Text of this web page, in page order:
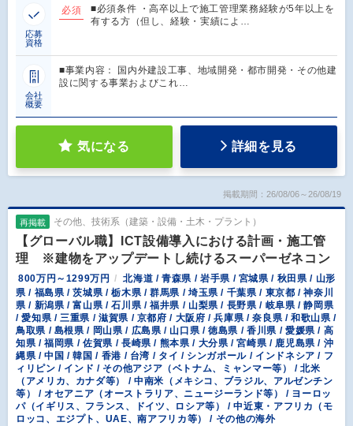
応募
資格
必須
■必須条件 ・高卒以上で施工管理業務経験が5年以上を
有する方（但し、経験・実績によ…
会社
概要
■事業内容： 国内外建設工事、地域開発・都市開発・その他建
設に関する事業およびこれ…
気になる 詳細を見る
掲載期間：26/08/06～26/08/19
再掲載 その他、技術系（建築・設備・土木・プラント）
【グローバル職】ICT設備導入における計画・施工管
理 ※建物をアップデートし続けるスーパーゼネコン
800万円～1299万円
北海道 / 青森県 / 岩手県 / 宮城県 / 秋田県 / 山形
県 / 福島県 / 茨城県 / 栃木県 / 群馬県 / 埼玉県 / 千葉県 / 東京都 / 神奈川
県 / 新潟県 / 富山県 / 石川県 / 福井県 / 山梨県 / 長野県 / 岐阜県 / 静岡県
/ 愛知県 / 三重県 / 滋賀県 / 京都府 / 大阪府 / 兵庫県 / 奈良県 / 和歌山県 /
鳥取県 / 島根県 / 岡山県 / 広島県 / 山口県 / 徳島県 / 香川県 / 愛媛県 / 高
知県 / 福岡県 / 佐賀県 / 長崎県 / 熊本県 / 大分県 / 宮崎県 / 鹿児島県 / 沖
縄県 / 中国 / 韓国 / 香港 / 台湾 / タイ / シンガポール / インドネシア / フ
ィリピン / インド / その他アジア（ベトナム、ミャンマー等） / 北米
（アメリカ、カナダ等） / 中南米（メキシコ、ブラジル、アルゼンチン
等） / オセアニア（オーストラリア、ニュージーランド等） / ヨーロッ
パ（イギリス、フランス、ドイツ、ロシア等） / 中近東・アフリカ（モ
ロッコ、エジプト、UAE、南アフリカ等） / その他の海外